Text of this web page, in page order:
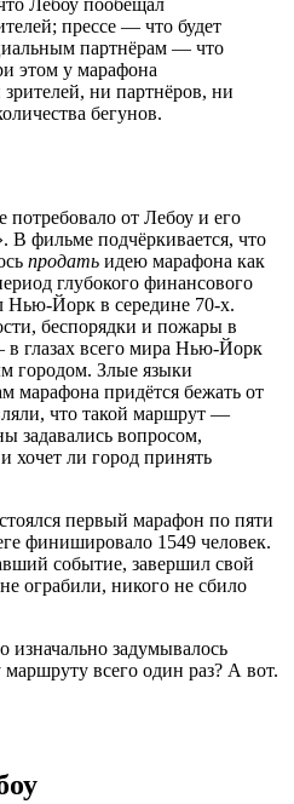
Лебоу пообещал
прессе — что будет
партнёрам — что
этом у марафона
ни партнёров, ни
бегунов.
от Лебоу и его
В фильме подчёркивается, что
продать идею марафона как
глубокого финансового
Нью-Йорк в середине 70-х.
беспорядки и пожары в
глазах всего мира Нью-Йорк
городом. Злые языки
марафона придётся бежать от
что такой маршрут —
задавались вопросом,
хочет ли город принять
первый марафон по пяти
финишировало 1549 человек.
событие, завершил свой
ограбили, никого не сбило
задумывалось
всего один раз? А вот.